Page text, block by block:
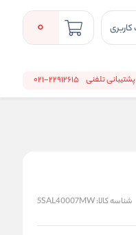
0
پشتیبانی تلفنی 22912615-021
شناسه کالا:5SAL40007MW